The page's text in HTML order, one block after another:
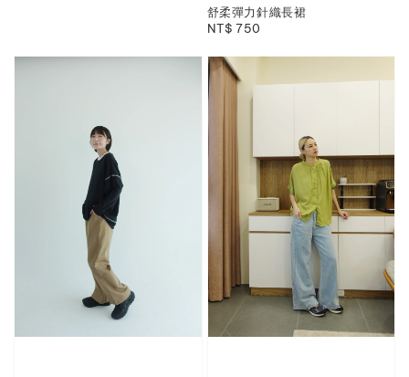
舒柔彈力針織長裙
Regular
NT$ 750